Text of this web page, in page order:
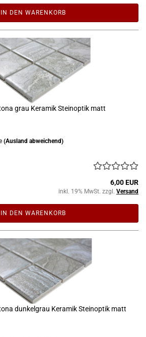
IN DEN WARENKORB
grau Keramik Steinoptik matt
(Ausland abweichend)
6,00 EUR
inkl. 19% MwSt. zzgl. Versand
IN DEN WARENKORB
dunkelgrau Keramik Steinoptik matt